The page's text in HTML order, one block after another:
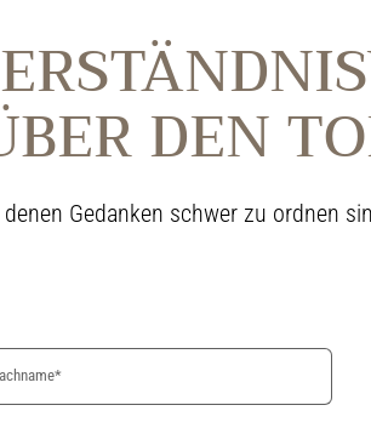
DEN
Gedanken schwer zu ordnen